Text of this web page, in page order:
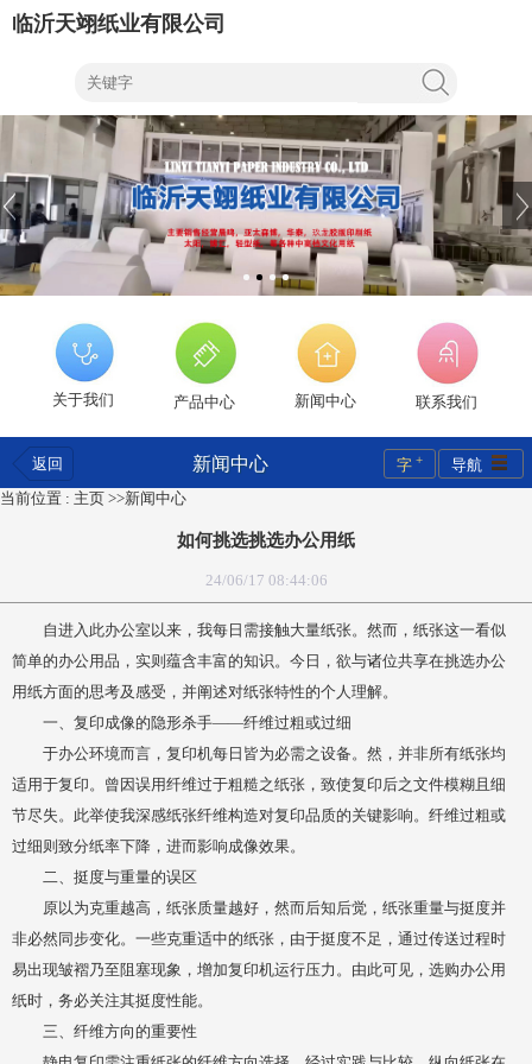
临沂天翊纸业有限公司
关于我们 产品中心 新闻中心 联系我们
返回 新闻中心 导航
字 +
当前位置 : 主页 >>新闻中心
如何挑选挑选办公用纸
24/06/17 08:44:06
自进入此办公室以来，我每日需接触大量纸张。然而，纸张这一看似
简单的办公用品，实则蕴含丰富的知识。今日，欲与诸位共享在挑选办公
用纸方面的思考及感受，并阐述对纸张特性的个人理解。
一、复印成像的隐形杀手——纤维过粗或过细
于办公环境而言，复印机每日皆为必需之设备。然，并非所有纸张均
适用于复印。曾因误用纤维过于粗糙之纸张，致使复印后之文件模糊且细
节尽失。此举使我深感纸张纤维构造对复印品质的关键影响。纤维过粗或
过细则致分纸率下降，进而影响成像效果。
二、挺度与重量的误区
原以为克重越高，纸张质量越好，然而后知后觉，纸张重量与挺度并
非必然同步变化。一些克重适中的纸张，由于挺度不足，通过传送过程时
易出现皱褶乃至阻塞现象，增加复印机运行压力。由此可见，选购办公用
纸时，务必关注其挺度性能。
三、纤维方向的重要性